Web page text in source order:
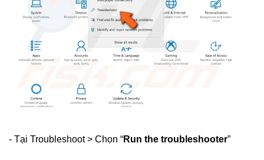
- Tại Troubleshoot > Chọn “Run the troubleshooter”